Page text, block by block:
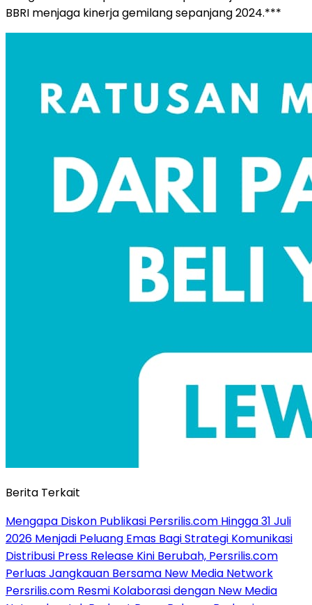
BBRI menjaga kinerja gemilang sepanjang 2024.***
Berita Terkait
Mengapa Diskon Publikasi Persrilis.com Hingga 31 Juli
2026 Menjadi Peluang Emas Bagi Strategi Komunikasi
Distribusi Press Release Kini Berubah, Persrilis.com
Perluas Jangkauan Bersama New Media Network
Persrilis.com Resmi Kolaborasi dengan New Media